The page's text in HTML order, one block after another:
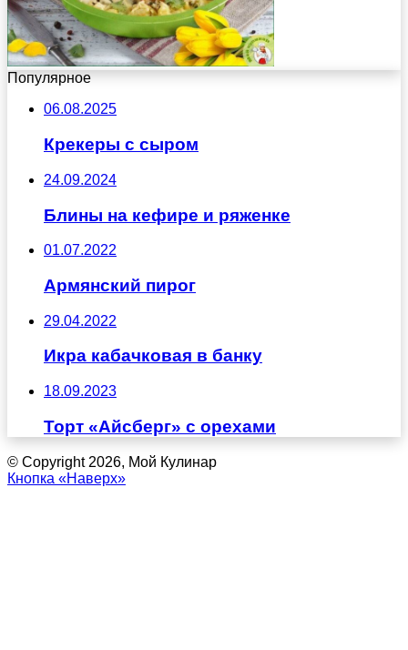
Популярное
06.08.2025
Крекеры с сыром
24.09.2024
Блины на кефире и ряженке
01.07.2022
Армянский пирог
29.04.2022
Икра кабачковая в банку
18.09.2023
Торт «Айсберг» с орехами
© Copyright 2026, Мой Кулинар
Кнопка «Наверх»